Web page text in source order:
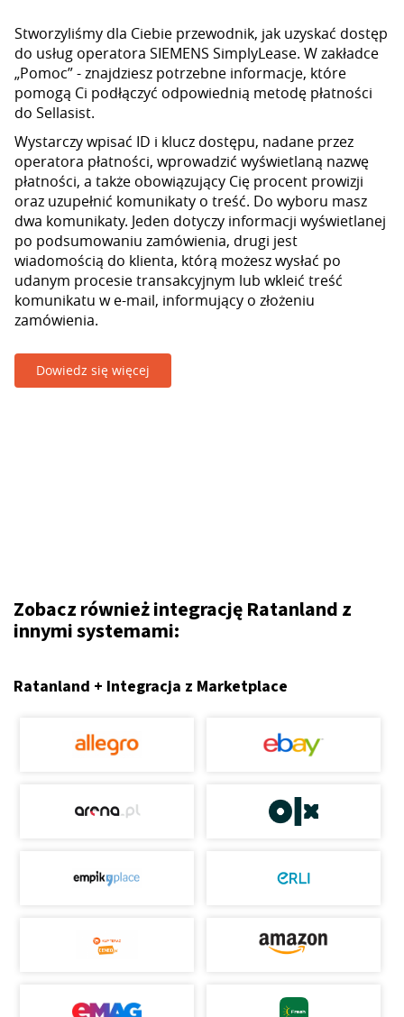
Stworzyliśmy dla Ciebie przewodnik, jak uzyskać dostęp
do usług operatora SIEMENS SimplyLease. W zakładce
„Pomoc” - znajdziesz potrzebne informacje, które
pomogą Ci podłączyć odpowiednią metodę płatności
do Sellasist.
Wystarczy wpisać ID i klucz dostępu, nadane przez
operatora płatności, wprowadzić wyświetlaną nazwę
płatności, a także obowiązujący Cię procent prowizji
oraz uzupełnić komunikaty o treść. Do wyboru masz
dwa komunikaty. Jeden dotyczy informacji wyświetlanej
po podsumowaniu zamówienia, drugi jest
wiadomością do klienta, którą możesz wysłać po
udanym procesie transakcyjnym lub wkleić treść
komunikatu w e-mail, informujący o złożeniu
zamówienia.
Dowiedz się więcej
Zobacz również integrację Ratanland z
innymi systemami:
Ratanland + Integracja z Marketplace